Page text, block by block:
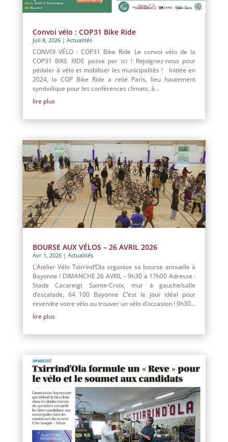
Convoi vélo : COP31 Bike Ride
Juil 8, 2026| Actualités
CONVOI VÉLO : COP31 Bike Ride Le convoi vélo de la
COP31 BIKE RIDE passe par ici ! Rejoignez-nous pour
pédaler à vélo et mobiliser les municipalités ! Initiée en
2024, la COP Bike Ride a relié Paris, lieu hautement
symbolique pour les conférences climats, à...
lire plus
BOURSE AUX VÉLOS – 26 AVRIL 2026
Avr 1, 2026| Actualités
L’Atelier Vélo Txirrind’Ola organise sa bourse annuelle à
Bayonne ! DIMANCHE 26 AVRIL – 9h30 à 17h00 Adresse :
Stade Cacareigt Sainte-Croix, mur à gauche/salle
d’escalade, 64 100 Bayonne C’est le jour idéal pour
revendre votre vélo ou trouver un vélo d’occasion ! 9h30...
lire plus